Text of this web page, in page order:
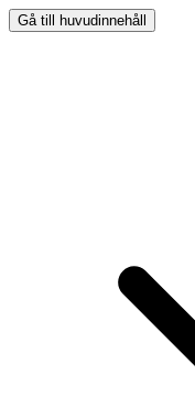
Gå till huvudinnehåll